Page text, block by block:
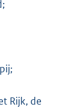
Rijk, de